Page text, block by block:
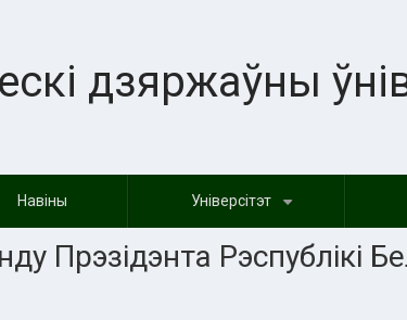
дзяржаўны
Навiны Універсітэт
Прэзідэнта Рэспублікі